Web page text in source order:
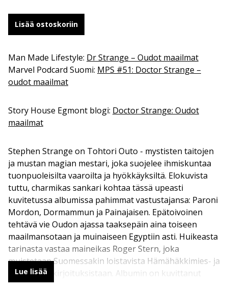
Lisää ostoskoriin
Man Made Lifestyle: Dr Strange – Oudot maailmat
Marvel Podcard Suomi: MPS #51: Doctor Strange –
oudot maailmat
Story House Egmont blogi: Doctor Strange: Oudot
maailmat
Stephen Strange on Tohtori Outo - mystisten taitojen
ja mustan magian mestari, joka suojelee ihmiskuntaa
tuonpuoleisilta vaaroilta ja hyökkäyksiltä. Elokuvista
tuttu, charmikas sankari kohtaa tässä upeasti
kuvitetussa albumissa pahimmat vastustajansa: Paroni
Mordon, Dormammun ja Painajaisen. Epätoivoinen
tehtävä vie Oudon ajassa taaksepäin aina toiseen
maailmansotaan ja muinaiseen Egyptiin asti. Huikeasta
tarinasta vastaa maineikas Roger Stern, joka
muistetaan Suomessakin loistavista Hämähäkkimies- ja
Mörkö-käsikirjoituksistaan. Albumin on kuvittanut
Batmanin legendaarinen piirtäjätiimi Marshall Rogers
Lue lisää